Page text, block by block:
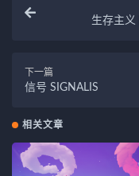
生存主义
下一篇
信号 SIGNALIS
相关文章